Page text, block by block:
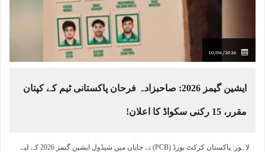
10/06/2026
ایشین گیمز 2026: صاحبزادہ فرحان پاکستانی ٹیم کے کپتان
مقرر، 15 رکنی سکواڈ کا اعلان!
لاہور: پاکستان کرکٹ بورڈ (PCB) نے جاپان میں شیڈول ایشین گیمز 2026 کے لیے